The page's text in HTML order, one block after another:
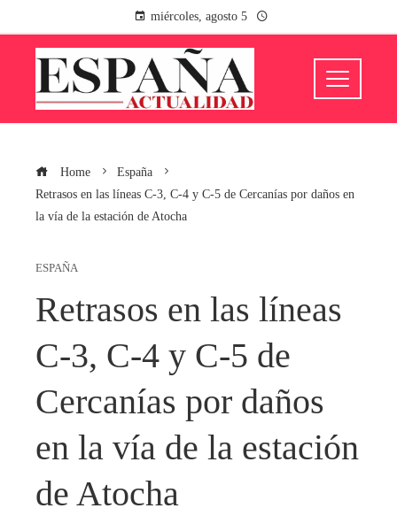
miércoles, agosto 5
Home
España
Retrasos en las líneas C-3, C-4 y C-5 de Cercanías por daños en
la vía de la estación de Atocha
ESPAÑA
Retrasos en las líneas
C-3, C-4 y C-5 de
Cercanías por daños
en la vía de la estación
de Atocha